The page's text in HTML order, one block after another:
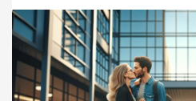
Материал посвящен
дифтерии, этиологии и
заболевания, а также
диагностике и лечению.